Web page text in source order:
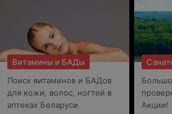
подход к своей работе,
массаж! Да, бывало немного и
массажист проходится по
потом вся боль компенсируется
уверенными движениями рук
Витамины и БАДы
Поиск витаминов и БАДов
для кожи, волос, ногтей в
аптеках Беларуси
Акции!